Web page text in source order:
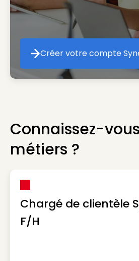
Créer
Créer votre compte
Connaissez-
métiers ?
Chargé de clientèle
F/H